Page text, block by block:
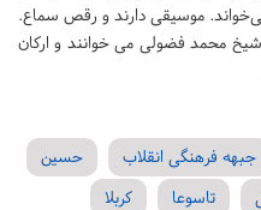
موسیقی دارند و رقص سماع.
شیخ محمد فضولی می خوانند و ارکان
جبهه فرهنگی انقلاب
حسین
تاسوعا
کربلا